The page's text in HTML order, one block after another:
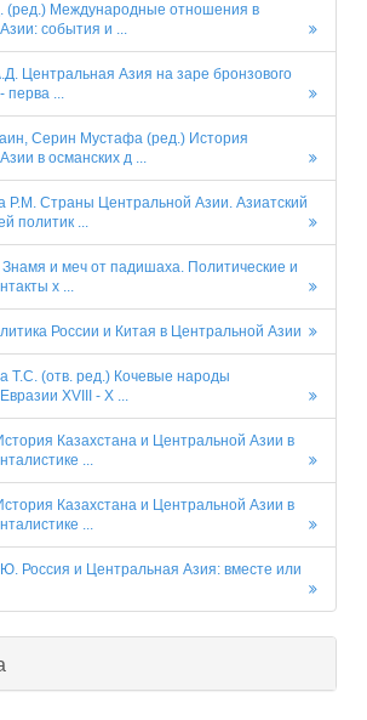
(ред.) Международные отношения в
события и ...
Центральная Азия на заре бронзового
перва ...
Серин Мустафа (ред.) История
в oсманских д ...
Р.М. Страны Центральной Азии. Азиатский
политик ...
и меч от падишаха. Политические и
х ...
России и Китая в Центральной Азии
Т.С. (отв. ред.) Кочевые народы
XVIII - X ...
Казахстана и Центральной Азии в
...
Казахстана и Центральной Азии в
...
Россия и Центральная Азия: вместе или